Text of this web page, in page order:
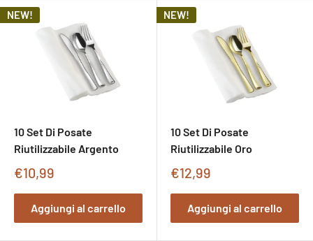
NEW!
10 Set Di Posate
Riutilizzabile Argento
Prezzo
vendita
€10,99
Aggiungi al carrello
NEW!
10 Set Di Posate
Riutilizzabile Oro
Prezzo
vendita
€12,99
Aggiungi al carrello